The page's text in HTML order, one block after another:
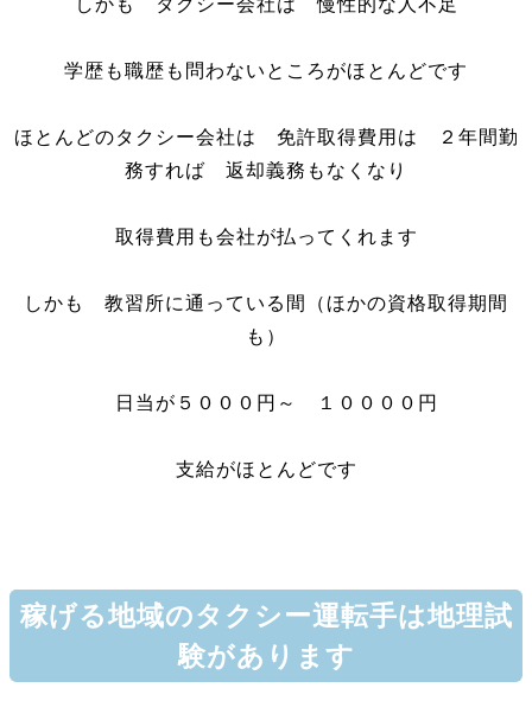
学歴も職歴も問わないところがほとんどです
ほとんどのタクシー会社は 免許取得費用は ２年間勤
務すれば 返却義務もなくなり
取得費用も会社が払ってくれます
しかも 教習所に通っている間（ほかの資格取得期間
も）
日当が５０００円～ １００００円
支給がほとんどです
稼げる地域のタクシー運転手は地理試
験があります